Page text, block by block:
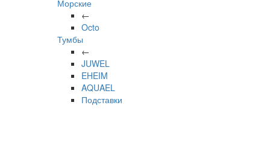
Морские
←
Octo
Тумбы
←
JUWEL
EHEIM
AQUAEL
Подставки